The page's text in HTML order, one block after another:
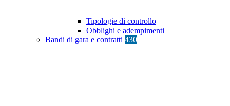
Tipologie di controllo
Obblighi e adempimenti
Bandi di gara e contratti 430